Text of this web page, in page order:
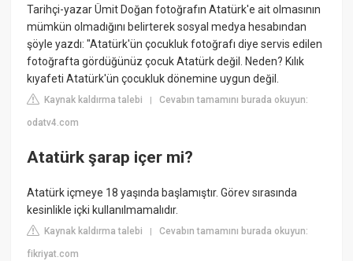
Tarihçi-yazar Ümit Doğan fotoğrafın Atatürk'e ait olmasının
mümkün olmadığını belirterek sosyal medya hesabından
şöyle yazdı: "Atatürk'ün çocukluk fotoğrafı diye servis edilen
fotoğrafta gördüğünüz çocuk Atatürk değil. Neden? Kılık
kıyafeti Atatürk'ün çocukluk dönemine uygun değil.
Kaynak kaldırma talebi |Cevabın tamamını burada okuyun:
odatv4.com
Atatürk şarap içer mi?
Atatürk içmeye 18 yaşında başlamıştır. Görev sırasında
kesinlikle içki kullanılmamalıdır.
Kaynak kaldırma talebi |Cevabın tamamını burada okuyun:
fikriyat.com